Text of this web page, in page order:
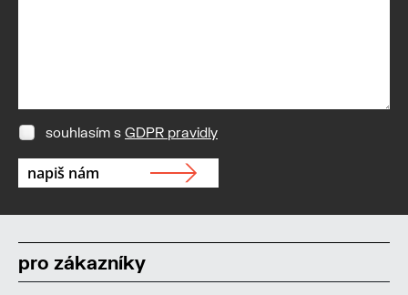
souhlasím s GDPR pravidly
pro zákazníky